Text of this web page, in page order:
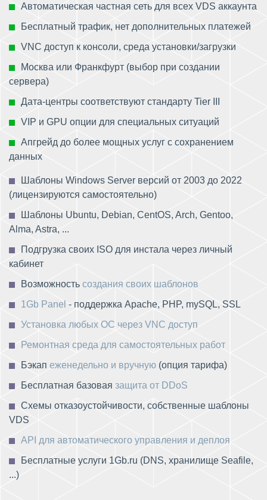
Автоматическая частная сеть для всех VDS аккаунта
Бесплатный трафик, нет дополнительных платежей
VNC доступ к консоли, среда установки/загрузки
Москва или Франкфурт (выбор при создании
сервера)
Дата-центры соответствуют стандарту Tier III
VIP и GPU опции для специальных ситуаций
Апгрейд до более мощных услуг с сохранением
данных
Шаблоны Windows Server версий от 2003 до 2022
(лицензируются самостоятельно)
Шаблоны Ubuntu, Debian, CentOS, Arch, Gentoo,
Alma, Astra, ...
Подгрузка своих ISO для инстала через личный
кабинет
Возможность создания своих шаблонов
1Gb Panel - поддержка Apache, PHP, mySQL, SSL
Установка любых ОС через VNC доступ
Ремонтная среда для самостоятельных работ
Бэкап еженедельно и вручную (опция тарифа)
Бесплатная базовая защита от DDoS
Схемы отказоустойчивости, собственные шаблоны
VDS
API для автоматического управления и деплоя
Бесплатные услуги 1Gb.ru (DNS, хранилище Seafile,
...)